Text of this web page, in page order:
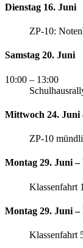
Dienstag 16. Juni
ZP-10:
Samstag 20. Juni
10:00 – 13:00
Mittwoch 24. Juni
ZP-10
Montag 29. Juni
Klassenfahrt
Montag 29. Juni
Klassenfahrt